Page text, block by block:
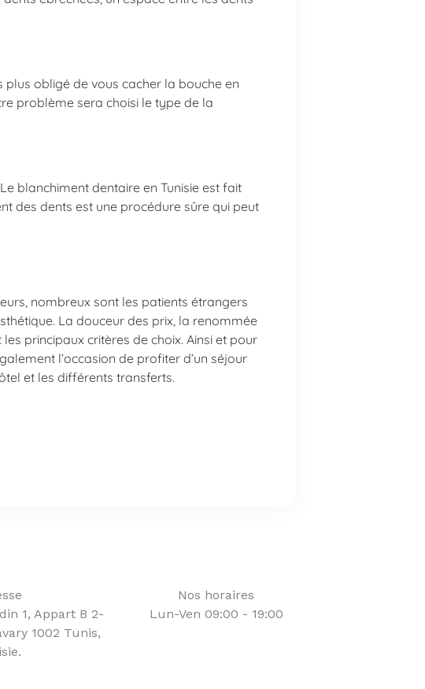
plus obligé de vous cacher la bouche en
problème sera choisi le type de la
blanchiment dentaire en Tunisie est fait
des dents est une procédure sûre qui peut
nombreux sont les patients étrangers
La douceur des prix, la renommée
principaux critères de choix. Ainsi et pour
l’occasion de profiter d’un séjour
et les différents transferts.
1, Appart B 2-
1002 Tunis,
Nos horaires
Lun-Ven 09:00 - 19:00